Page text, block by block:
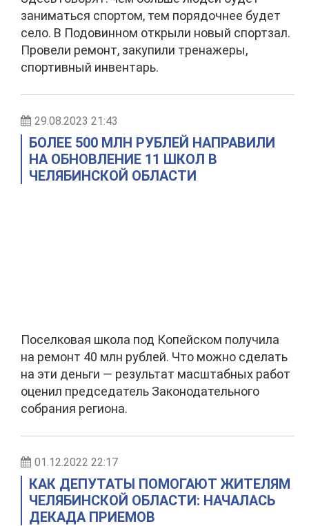
заниматься спортом, тем порядочнее будет
село. В Подовинном открыли новый спортзал.
Провели ремонт, закупили тренажеры,
спортивный инвентарь.
29.08.2023 21:43
БОЛЕЕ 500 МЛН РУБЛЕЙ НАПРАВИЛИ
НА ОБНОВЛЕНИЕ 11 ШКОЛ В
ЧЕЛЯБИНСКОЙ ОБЛАСТИ
Поселковая школа под Копейском получила
на ремонт 40 млн рублей. Что можно сделать
на эти деньги — результат масштабных работ
оценил председатель Законодательного
собрания региона.
01.12.2022 22:17
КАК ДЕПУТАТЫ ПОМОГАЮТ ЖИТЕЛЯМ
ЧЕЛЯБИНСКОЙ ОБЛАСТИ: НАЧАЛАСЬ
ДЕКАДА ПРИЕМОВ